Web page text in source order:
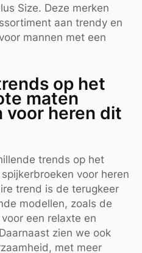
Size. Deze merken
aan trendy en
mannen met een
op het
maten
voor heren dit
trends op het
voor heren
trend is de terugkeer
modellen, zoals de
een relaxte en
zien we ook
met meer